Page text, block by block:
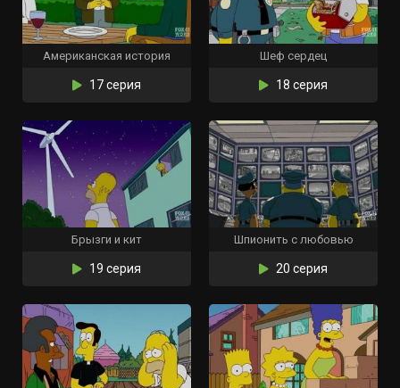
Американская история
17 серия
Шеф сердец
18 серия
Брызги и кит
19 серия
Шпионить с любовью
20 серия